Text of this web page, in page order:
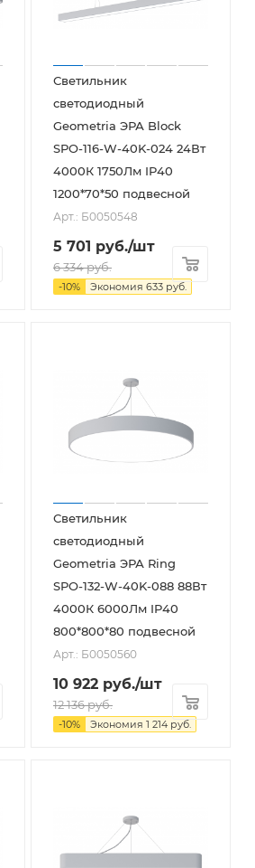
Светильник
светодиодный
Geometria ЭРА Block
SPO-116-W-40K-024 24Вт
4000К 1750Лм IP40
1200*70*50 подвесной
Арт.: Б0050548
5 701 руб./шт
6 334руб.
-10% Экономия 633 руб.
Светильник
светодиодный
Geometria ЭРА Ring
SPO-132-W-40K-088 88Вт
4000К 6000Лм IP40
800*800*80 подвесной
Арт.: Б0050560
10 922 руб./шт
12 136руб.
-10% Экономия 1 214 руб.